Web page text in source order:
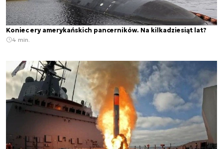
Koniec ery amerykańskich pancerników. Na kilkadziesiąt lat?
4 min.